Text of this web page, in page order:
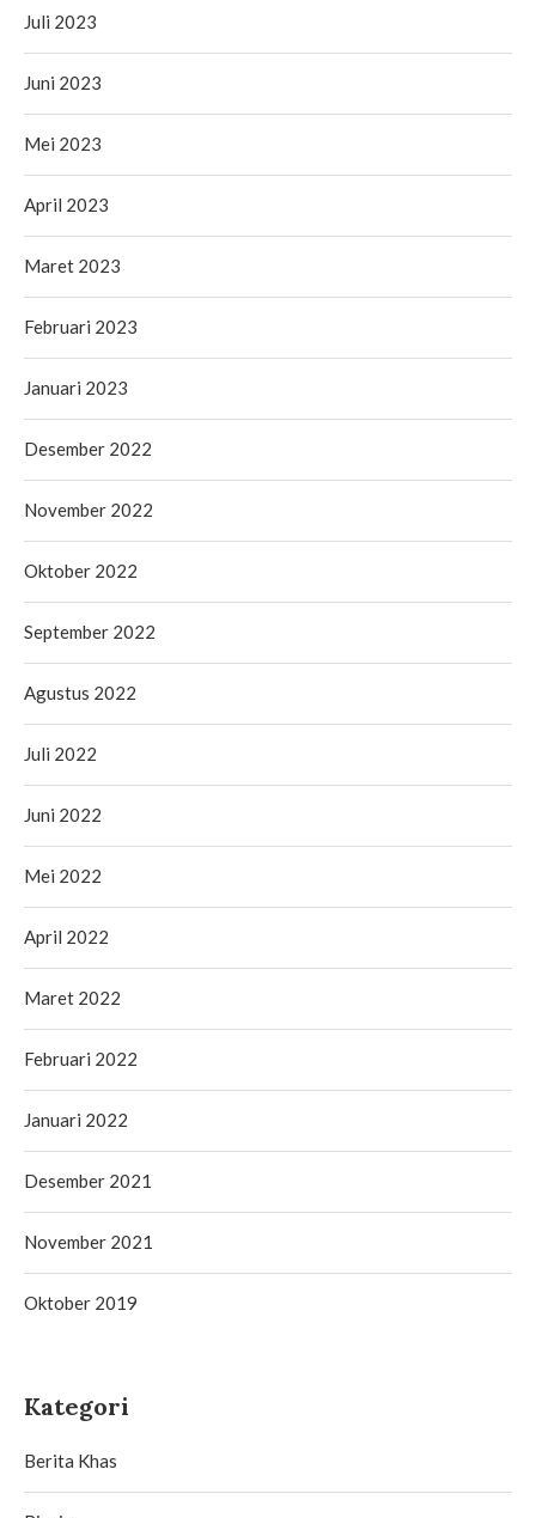
Juli 2023
Juni 2023
Mei 2023
April 2023
Maret 2023
Februari 2023
Januari 2023
Desember 2022
November 2022
Oktober 2022
September 2022
Agustus 2022
Juli 2022
Juni 2022
Mei 2022
April 2022
Maret 2022
Februari 2022
Januari 2022
Desember 2021
November 2021
Oktober 2019
Kategori
Berita Khas